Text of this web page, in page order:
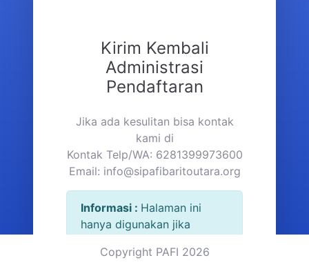
Kirim Kembali
Administrasi
Pendaftaran
Jika ada kesulitan bisa kontak
kami di
Kontak Telp/WA: 6281399973600
Email: info@sipafibaritoutara.org
Informasi : Halaman ini
hanya digunakan jika
registrasi tidak
Copyright PAFI 2026